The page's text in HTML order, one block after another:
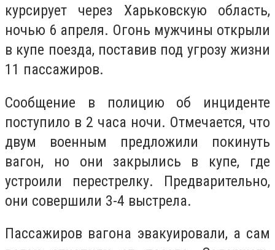
курсирует через Харьковскую область,
ночью 6 апреля. Огонь мужчины открыли
в купе поезда, поставив под угрозу жизни
11 пассажиров.
Сообщение в полицию об инциденте
поступило в 2 часа ночи. Отмечается, что
двум военным предложили покинуть
вагон, но они закрылись в купе, где
устроили перестрелку. Предварительно,
они совершили 3-4 выстрела.
Пассажиров вагона эвакуировали, а сам